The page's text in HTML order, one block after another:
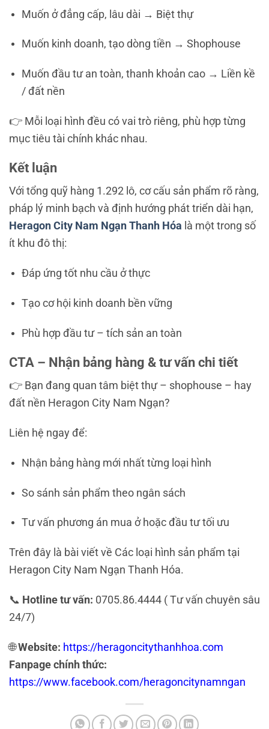
Muốn ở đẳng cấp, lâu dài → Biệt thự
Muốn kinh doanh, tạo dòng tiền → Shophouse
Muốn đầu tư an toàn, thanh khoản cao → Liền kề
/ đất nền
👉 Mỗi loại hình đều có vai trò riêng, phù hợp từng
mục tiêu tài chính khác nhau.
Kết luận
Với tổng quỹ hàng 1.292 lô, cơ cấu sản phẩm rõ ràng,
pháp lý minh bạch và định hướng phát triển dài hạn,
Heragon City Nam Ngạn Thanh Hóa là một trong số
ít khu đô thị:
Đáp ứng tốt nhu cầu ở thực
Tạo cơ hội kinh doanh bền vững
Phù hợp đầu tư – tích sản an toàn
CTA – Nhận bảng hàng & tư vấn chi tiết
👉 Bạn đang quan tâm biệt thự – shophouse – hay
đất nền Heragon City Nam Ngạn?
Liên hệ ngay để:
Nhận bảng hàng mới nhất từng loại hình
So sánh sản phẩm theo ngân sách
Tư vấn phương án mua ở hoặc đầu tư tối ưu
Trên đây là bài viết về Các loại hình sản phẩm tại
Heragon City Nam Ngạn Thanh Hóa.
📞 Hotline tư vấn: 0705.86.4444 ( Tư vấn chuyên sâu
24/7)
🌐Website: https://heragoncitythanhhoa.com
Fanpage chính thức:
https://www.facebook.com/heragoncitynamngan